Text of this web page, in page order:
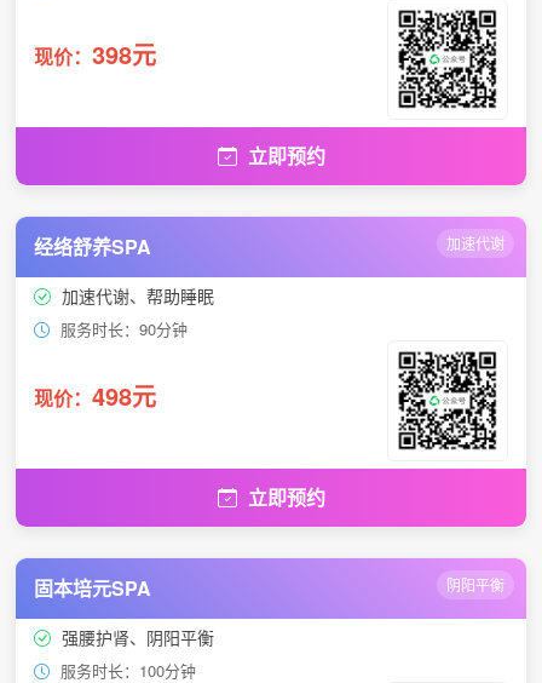
现价： 398元
立即预约
经络舒养SPA 加速代谢
加速代谢、帮助睡眠
服务时长：90分钟
现价： 498元
立即预约
固本培元SPA 阴阳平衡
强腰护肾、阴阳平衡
服务时长：100分钟